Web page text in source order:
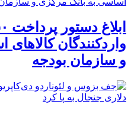
واردکنندگان
و سازمان بودجه